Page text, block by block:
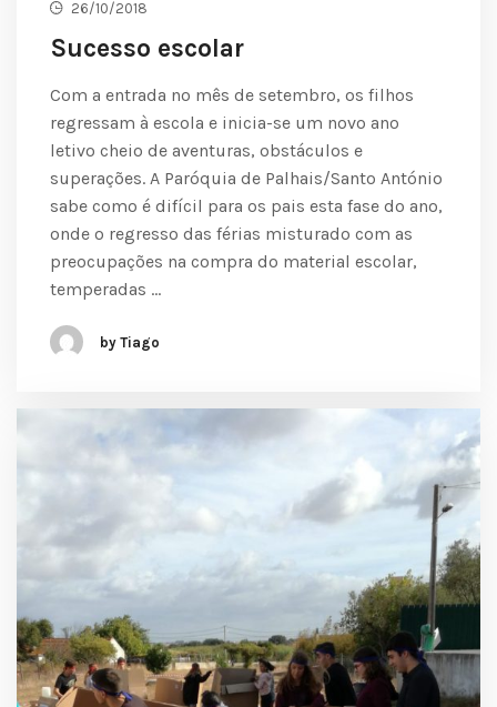
26/10/2018
Sucesso escolar
Com a entrada no mês de setembro, os filhos
regressam à escola e inicia-se um novo ano
letivo cheio de aventuras, obstáculos e
superações. A Paróquia de Palhais/Santo António
sabe como é difícil para os pais esta fase do ano,
onde o regresso das férias misturado com as
preocupações na compra do material escolar,
temperadas …
by Tiago